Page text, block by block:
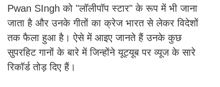
Pwan SIngh को "लॉलीपॉप स्टार" के रूप में भी जाना
जाता है और उनके गीतों का क्रेज भारत से लेकर विदेशों
तक फैला हुआ है। ऐसे में आइए जानते हैं उनके कुछ
सुपरहिट गानों के बारे में जिन्होंने यूट्यूब पर व्यूज के सारे
रिकॉर्ड तोड़ दिए हैं।